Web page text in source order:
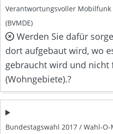
Verantwortungsvoller Mobilfunk
(BVMDE)
Werden Sie dafür
dort aufgebaut wird, wo
gebraucht wird und nicht
(Wohngebiete).?
Bundestagswahl 2017 / Wahl-O-